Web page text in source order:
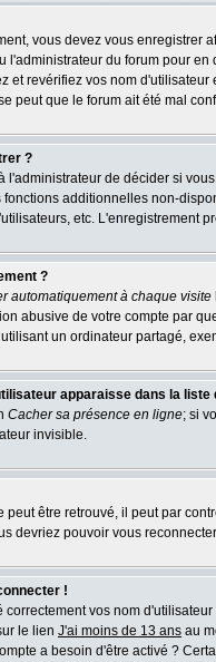
vous devez vous enregistrer
l'administrateur du forum pour
et revérifiez vos nom
peut que le forum ait été mal
?
l'administrateur de décider si
additionnelles non-
etc. L'enregistrement
?
automatiquement à chaque visite
abusive de votre compte par
un ordinateur partagé,
apparaisse dans la liste
Cacher sa présence en ligne; si
invisible.
peut être retrouvé, il peut par
devriez pouvoir vous
!
vos nom
le lien J'ai moins de 13 ans au
a besoin d'être activé ?